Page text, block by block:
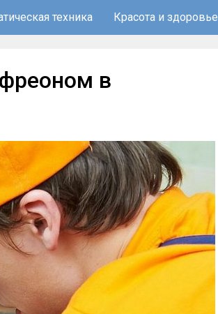
техника Красота и здоровье
в